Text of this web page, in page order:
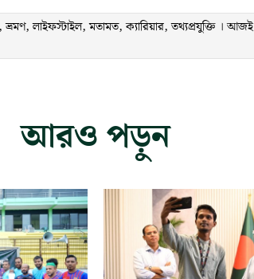
লাইফস্টাইল, মতামত, ক্যারিয়ার, তথ্যপ্রযুক্তি । আজই
আরও পড়ুন